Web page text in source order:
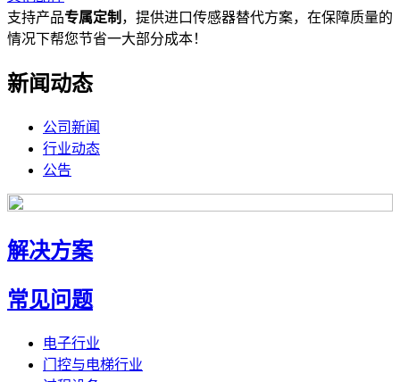
支持产品专属定制 ，提供进口传感器替代方案，在保障质量的
情况下帮您节省一大部分成本！
新闻动态
公司新闻
行业动态
公告
解决方案
常见问题
电子行业
门控与电梯行业